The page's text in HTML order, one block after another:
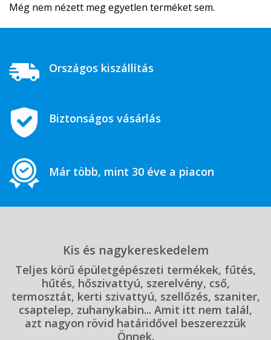
Még nem nézett meg egyetlen terméket sem.
Országos kiszállítás
Biztonságos vásárlás
Már több, mint 30 éve a piacon
Kis és nagykereskedelem
Teljes körű épületgépészeti termékek, fűtés,
hűtés, hőszivattyú, szerelvény, cső,
termosztát, kerti szivattyú, szellőzés, szaniter,
csaptelep, zuhanykabin... Amit itt nem talál,
azt nagyon rövid határidővel beszerezzük
Önnek.